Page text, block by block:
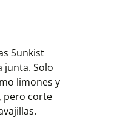
Sunkist
junta. Solo
limones y
pero corte